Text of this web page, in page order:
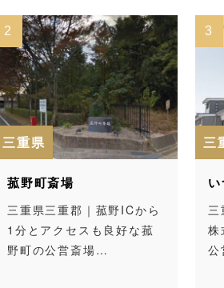
三重県
菰野町斎場
三重県三重郡｜菰野ICから
1分とアクセスも良好な菰
野町の公営斎場…
三
い
三
株
公